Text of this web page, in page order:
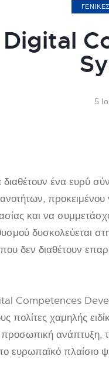
5
διαθέτουν ένα ευρύ
και να
δυσκολεύεται
δεν διαθέτουν
Competences
πολίτες χαμηλής
ανάπτυξη,
ευρωπαϊκό πλαίσιο